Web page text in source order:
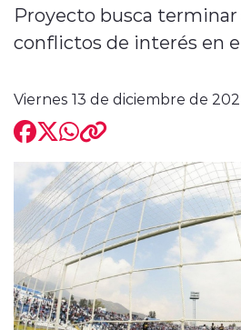
Regiones al Aire
modo claro
Proyecto busca terminar
conflictos de interés en
Viernes 13 de diciembre de